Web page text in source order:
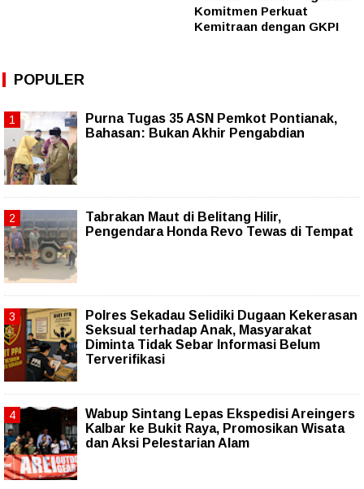
Komitmen Perkuat
Kemitraan dengan GKPI
POPULER
Purna Tugas 35 ASN Pemkot Pontianak,
Bahasan: Bukan Akhir Pengabdian
Tabrakan Maut di Belitang Hilir,
Pengendara Honda Revo Tewas di Tempat
Polres Sekadau Selidiki Dugaan Kekerasan
Seksual terhadap Anak, Masyarakat
Diminta Tidak Sebar Informasi Belum
Terverifikasi
Wabup Sintang Lepas Ekspedisi Areingers
Kalbar ke Bukit Raya, Promosikan Wisata
dan Aksi Pelestarian Alam